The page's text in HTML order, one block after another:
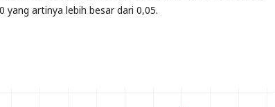
yang artinya lebih besar dari 0,05.